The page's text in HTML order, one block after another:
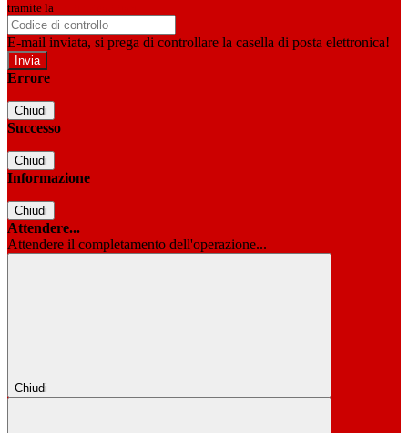
tramite la
E-mail inviata, si prega di controllare la casella di posta elettronica!
Errore
Chiudi
Successo
Chiudi
Informazione
Chiudi
Attendere...
Attendere il completamento dell'operazione...
Chiudi